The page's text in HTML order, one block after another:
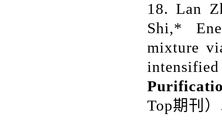
18. Lan
Shi,*
mixture
Top期刊